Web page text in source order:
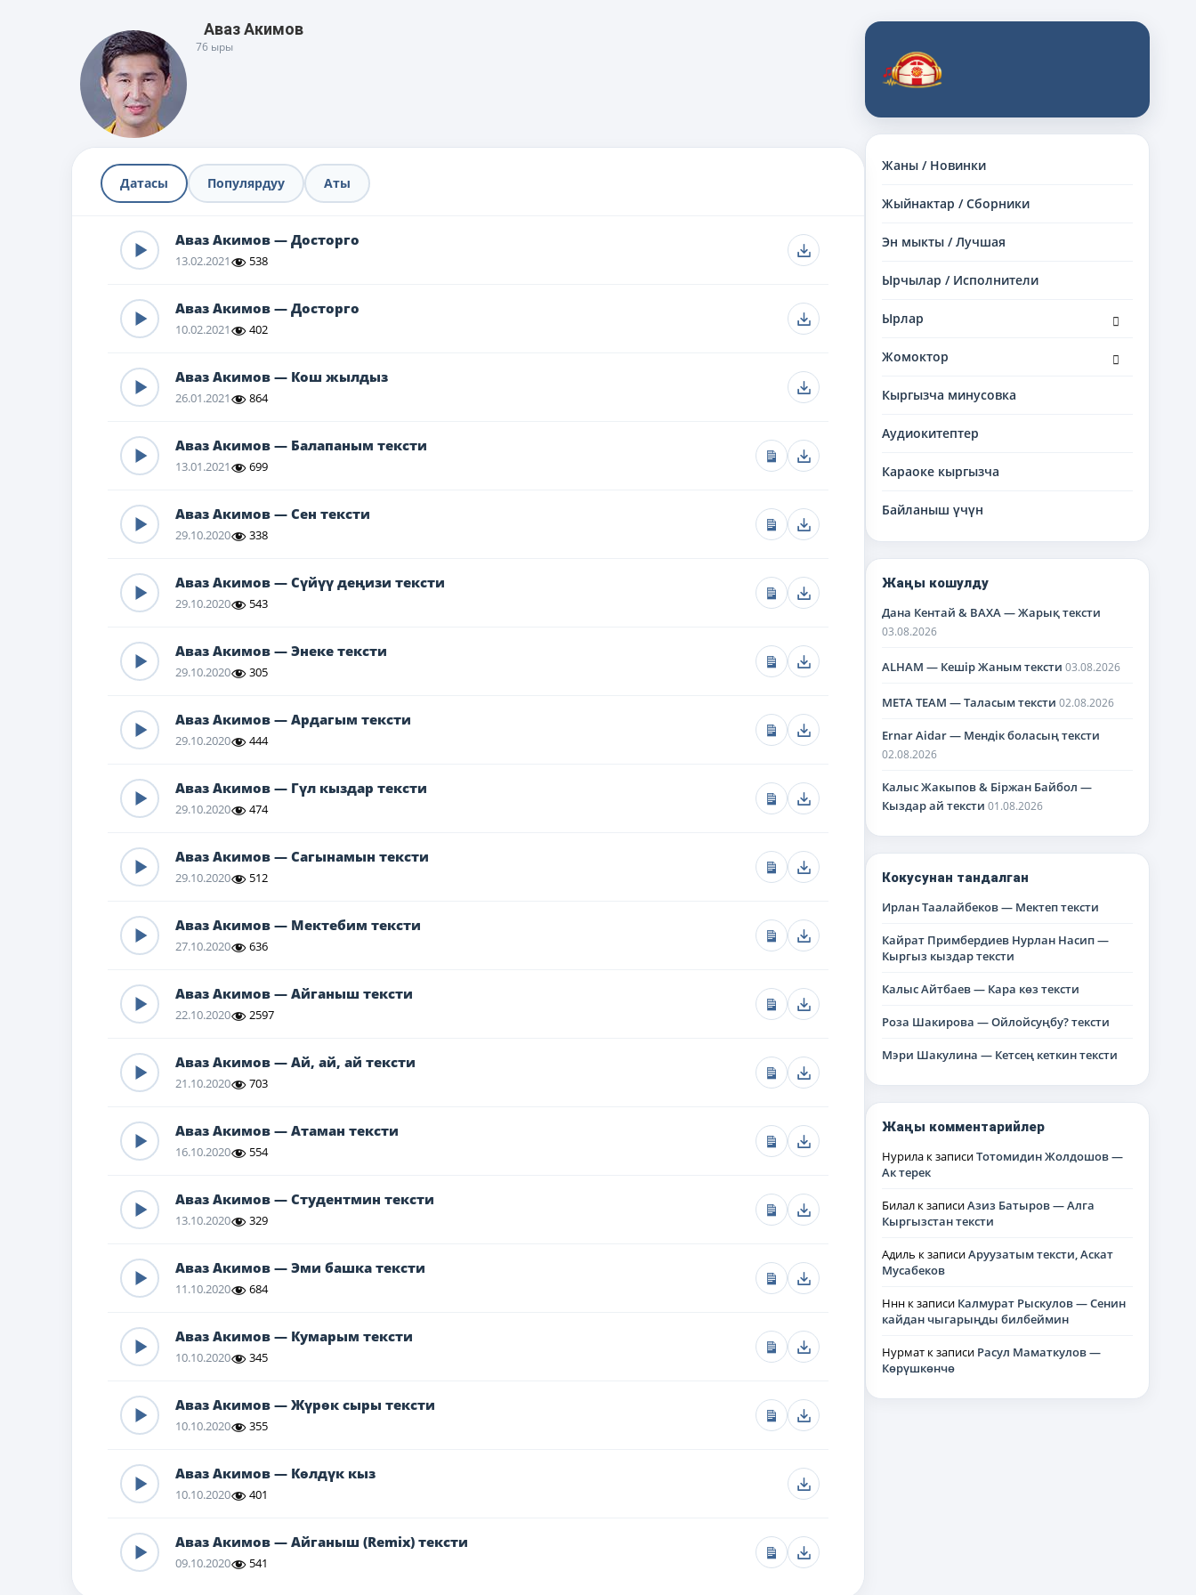
Жаны / Новинки
Жыйнактар / Сборники
Эн мыкты / Лучшая
Ырчылар / Исполнители
Ырлар
дочернее
Жомоктор
дочернее
Кыргызча минусовка
Аудиокитептер
Караоке кыргызча
Байланыш үчүн
Жаңы кошулду
Дана Кентай & BAXA — Жарық тексти
03.08.2026
ALHAM — Кешір Жаным тексти 03.08.2026
META TEAM — Таласым тексти 02.08.2026
Ernar Aidar — Мендік боласың тексти
02.08.2026
Калыс Жакыпов & Біржан Байбол —
Кыздар ай тексти 01.08.2026
Кокусунан тандалган
Ирлан Таалайбеков — Мектеп тексти
Кайрат Примбердиев Нурлан Насип —
Кыргыз кыздар тексти
Калыс Айтбаев — Кара көз тексти
Роза Шакирова — Ойлойсуңбу? тексти
Мэри Шакулина — Кетсең кеткин тексти
Жаңы комментарийлер
Нурила к записиТотомидин Жолдошов —
Ак терек
Билал к записиАзиз Батыров — Алга
Кыргызстан тексти
Адиль к записиАруузатым тексти, Аскат
Мусабеков
Ннн к записи Калмурат Рыскулов — Сенин
кайдан чыгарыңды билбеймин
Нурмат к записи Расул Маматкулов —
Көрүшкөнчө
Аваз Акимов
76 ыры
Датасы Популярдуу Аты
Аваз Акимов — Досторго
13.02.2021 538
Аваз Акимов — Досторго
10.02.2021 402
Аваз Акимов — Кош жылдыз
26.01.2021 864
Аваз Акимов — Балапаным тексти
13.01.2021 699
Аваз Акимов — Сен тексти
29.10.2020 338
Аваз Акимов — Сүйүү деңизи тексти
29.10.2020 543
Аваз Акимов — Энеке тексти
29.10.2020 305
Аваз Акимов — Ардагым тексти
29.10.2020 444
Аваз Акимов — Гүл кыздар тексти
29.10.2020 474
Аваз Акимов — Сагынамын тексти
29.10.2020 512
Аваз Акимов — Мектебим тексти
27.10.2020 636
Аваз Акимов — Айганыш тексти
22.10.2020 2597
Аваз Акимов — Ай, ай, ай тексти
21.10.2020 703
Аваз Акимов — Атаман тексти
16.10.2020 554
Аваз Акимов — Студентмин тексти
13.10.2020 329
Аваз Акимов — Эми башка тексти
11.10.2020 684
Аваз Акимов — Кумарым тексти
10.10.2020 345
Аваз Акимов — Жүрөк сыры тексти
10.10.2020 355
Аваз Акимов — Көлдүк кыз
10.10.2020 401
Аваз Акимов — Айганыш (Remix) тексти
09.10.2020 541